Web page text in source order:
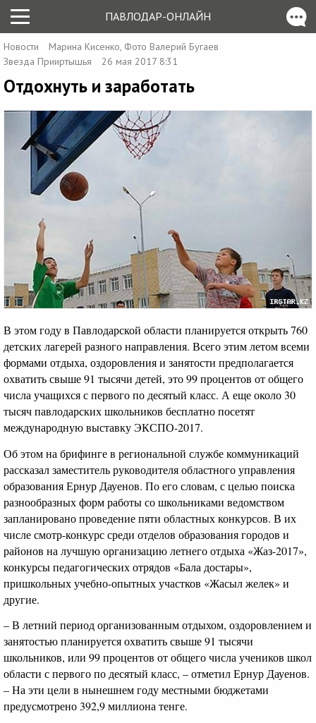
ПАВЛОДАР-ОНЛАЙН
Новости
Марина Кисенко, Фото Валерий Бугаев
Звезда Прииртышья
26 мая 2017 8:31
Отдохнуть и заработать
В этом году в Павлодарской области планируется открыть 760
детских лагерей разного направления. Всего этим летом всеми
формами отдыха, оздоровления и занятости предполагается
охватить свыше 91 тысячи детей, это 99 процентов от общего
числа учащихся с первого по десятый класс. А еще около 30
тысяч павлодарских школьников бесплатно посетят
международную выставку ЭКСПО-2017.
Об этом на брифинге в региональной службе коммуникаций
рассказал заместитель руководителя областного управления
образования Ернур Дауенов. По его словам, с целью поиска
разнообразных форм работы со школьниками ведомством
запланировано проведение пяти областных конкурсов. В их
числе смотр-конкурс среди отделов образования городов и
районов на лучшую организацию летнего отдыха «Жаз-2017»,
конкурсы педагогических отрядов «Бала достары»,
пришкольных учебно-опытных участков «Жасыл желек» и
другие.
– В летний период организованным отдыхом, оздоровлением и
занятостью планируется охватить свыше 91 тысячи
школьников, или 99 процентов от общего числа учеников школ
области с первого по десятый класс, – отметил Ернур Дауенов.
– На эти цели в нынешнем году местными бюджетами
предусмотрено 392,9 миллиона тенге.